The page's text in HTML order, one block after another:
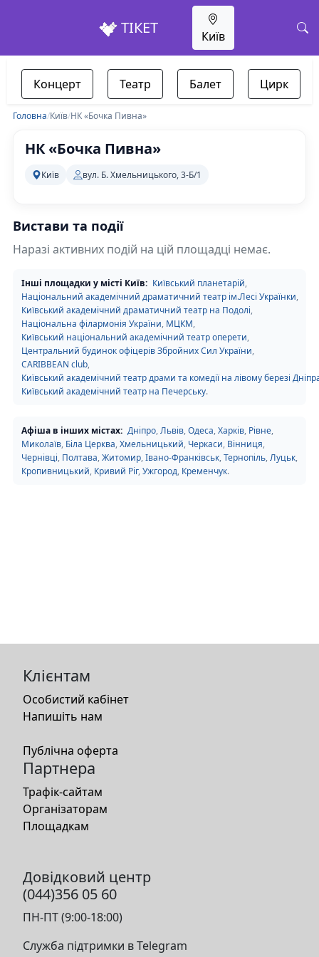
ТІКЕТ Київ
Концерт Театр Балет Цирк
Головна/Київ/НК «Бочка Пивна»
НК «Бочка Пивна»
Київ вул. Б. Хмельницького, 3-Б/1
Вистави та події
Наразі активних подій на цій площадці немає.
Інші площадки у місті Київ: Київський планетарій,
Національний академічний драматичний театр ім.Лесі Українки,
Київський академічний драматичний театр на Подолі,
Національна філармонія України, МЦКМ,
Київський національний академічний театр оперети,
Центральний будинок офіцерів Збройних Сил України,
CARIBBEAN club,
Київський академічний театр драми та комедії на лівому березі
Київський академічний театр на Печерську.
Афіша в інших містах: Дніпро,Львів,Одеса,Харків, Рівне,
Миколаїв, Біла Церква,Хмельницький, Черкаси, Вінниця,
Чернівці, Полтава,Житомир,Івано-Франківськ,Тернопіль,Луцьк,
Кропивницький, Кривий Ріг,Ужгород, Кременчук.
Клієнтам
Особистий кабінет
Напишіть нам
Публічна оферта
Партнера
Трафік-сайтам
Організаторам
Площадкам
Довідковий центр
(044)356 05 60
ПН-ПТ (9:00-18:00)
Служба підтримки в Telegram